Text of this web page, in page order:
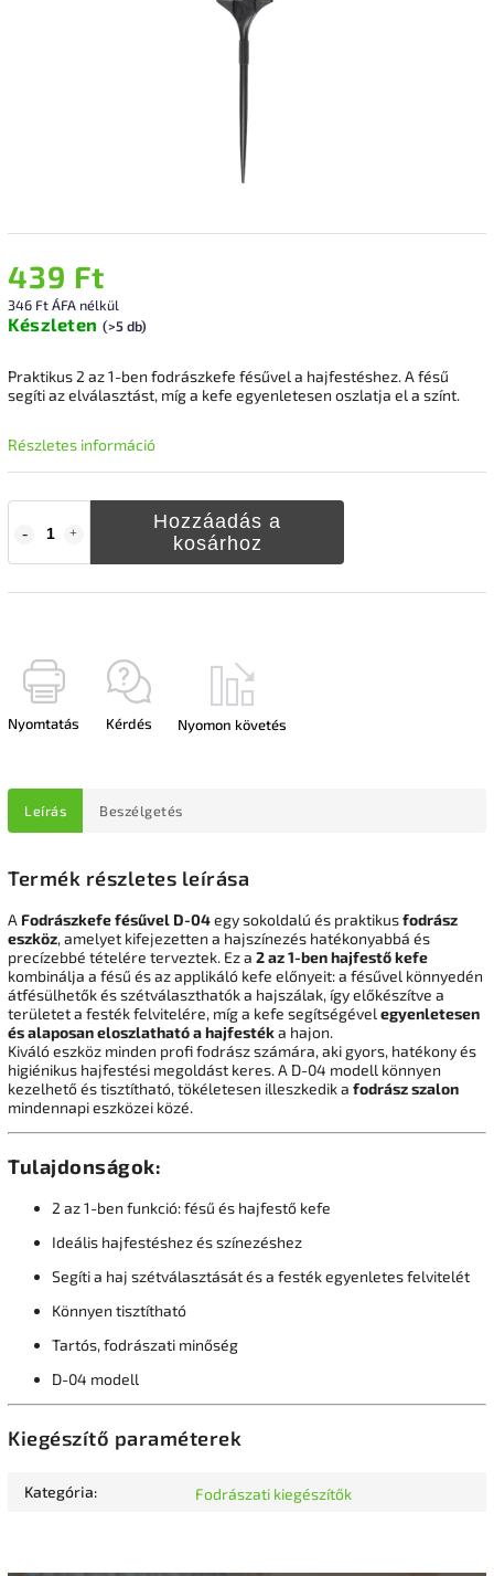
439 Ft
346 Ft ÁFA nélkül
Készleten (>5 db)
Hozzáadás a
kosárhoz
Praktikus 2 az 1-ben fodrászkefe fésűvel a hajfestéshez. A fésű
segíti az elválasztást, míg a kefe egyenletesen oszlatja el a színt.
Részletes információ
Nyomtatás Kérdés Nyomon követés
Leírás Beszélgetés
Termék részletes leírása
A Fodrászkefe fésűvel D-04egy sokoldalú és praktikusfodrász
eszköz, amelyet kifejezetten a hajszínezés hatékonyabbá és
precízebbé tételére terveztek. Ez a 2 az 1-ben hajfestő kefe
kombinálja a fésű és az applikáló kefe előnyeit: a fésűvel könnyedén
átfésülhetők és szétválaszthatók a hajszálak, így előkészítve a
területet a festék felvitelére, míg a kefe segítségével egyenletesen
és alaposan eloszlatható a hajfestéka hajon.
Kiváló eszköz minden profi fodrász számára, aki gyors, hatékony és
higiénikus hajfestési megoldást keres. A D-04 modell könnyen
kezelhető és tisztítható, tökéletesen illeszkedik a fodrász szalon
mindennapi eszközei közé.
Tulajdonságok:
2 az 1-ben funkció: fésű és hajfestő kefe
Ideális hajfestéshez és színezéshez
Segíti a haj szétválasztását és a festék egyenletes felvitelét
Könnyen tisztítható
Tartós, fodrászati minőség
D-04 modell
Kiegészítő paraméterek
Kategória: Fodrászati kiegészítők